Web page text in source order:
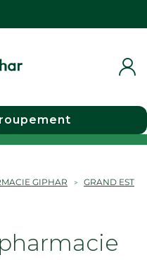
GIPHAR
GRAND EST